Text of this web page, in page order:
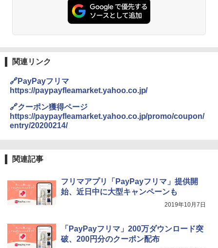
関連リンク
🔗PayPayフリマ
https://paypayfleamarket.yahoo.co.jp/
🔗クーポン獲得ページ
https://paypayfleamarket.yahoo.co.jp/promo/coupon/
entry/20200214/
関連記事
フリマアプリ「PayPayフリマ」提供開
始、近日中に大型キャンペーンも
2019年10月7日
「PayPayフリマ」200万ダウンロード突
破、200円分のクーポン配布